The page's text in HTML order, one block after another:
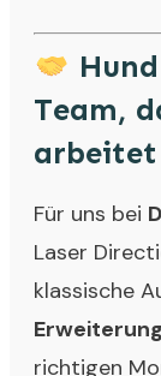
Team,
arbeitet
Für uns bei
Laser
klassische
Erweiterung
richtigen